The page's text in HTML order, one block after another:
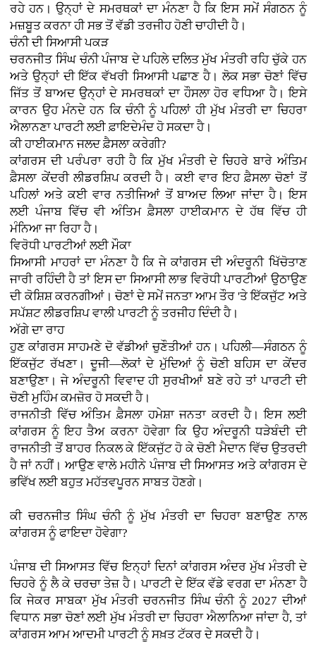
ਰਹੇ ਹਨ। ਉਨ੍ਹਾਂ ਦੇ ਸਮਰਥਕਾਂ ਦਾ ਮੰਨਣਾ ਹੈ ਕਿ ਇਸ ਸਮੇਂ ਸੰਗਠਨ ਨੂੰ
ਮਜ਼ਬੂਤ ਕਰਨਾ ਹੀ ਸਭ ਤੋਂ ਵੱਡੀ ਤਰਜੀਹ ਹੋਣੀ ਚਾਹੀਦੀ ਹੈ।
ਚੰਨੀ ਦੀ ਸਿਆਸੀ ਪਕੜ
ਚਰਨਜੀਤ ਸਿੰਘ ਚੰਨੀ ਪੰਜਾਬ ਦੇ ਪਹਿਲੇ ਦਲਿਤ ਮੁੱਖ ਮੰਤਰੀ ਰਹਿ ਚੁੱਕੇ ਹਨ
ਅਤੇ ਉਨ੍ਹਾਂ ਦੀ ਇੱਕ ਵੱਖਰੀ ਸਿਆਸੀ ਪਛਾਣ ਹੈ। ਲੋਕ ਸਭਾ ਚੋਣਾਂ ਵਿੱਚ
ਜਿੱਤ ਤੋਂ ਬਾਅਦ ਉਨ੍ਹਾਂ ਦੇ ਸਮਰਥਕਾਂ ਦਾ ਹੌਸਲਾ ਹੋਰ ਵਧਿਆ ਹੈ। ਇਸੇ
ਕਾਰਨ ਉਹ ਮੰਨਦੇ ਹਨ ਕਿ ਚੰਨੀ ਨੂੰ ਪਹਿਲਾਂ ਹੀ ਮੁੱਖ ਮੰਤਰੀ ਦਾ ਚਿਹਰਾ
ਐਲਾਨਣਾ ਪਾਰਟੀ ਲਈ ਫ਼ਾਇਦੇਮੰਦ ਹੋ ਸਕਦਾ ਹੈ।
ਕੀ ਹਾਈਕਮਾਨ ਜਲਦ ਫ਼ੈਸਲਾ ਕਰੇਗੀ?
ਕਾਂਗਰਸ ਦੀ ਪਰੰਪਰਾ ਰਹੀ ਹੈ ਕਿ ਮੁੱਖ ਮੰਤਰੀ ਦੇ ਚਿਹਰੇ ਬਾਰੇ ਅੰਤਿਮ
ਫ਼ੈਸਲਾ ਕੇਂਦਰੀ ਲੀਡਰਸ਼ਿਪ ਕਰਦੀ ਹੈ। ਕਈ ਵਾਰ ਇਹ ਫ਼ੈਸਲਾ ਚੋਣਾਂ ਤੋਂ
ਪਹਿਲਾਂ ਅਤੇ ਕਈ ਵਾਰ ਨਤੀਜਿਆਂ ਤੋਂ ਬਾਅਦ ਲਿਆ ਜਾਂਦਾ ਹੈ। ਇਸ
ਲਈ ਪੰਜਾਬ ਵਿੱਚ ਵੀ ਅੰਤਿਮ ਫ਼ੈਸਲਾ ਹਾਈਕਮਾਨ ਦੇ ਹੱਥ ਵਿੱਚ ਹੀ
ਮੰਨਿਆ ਜਾ ਰਿਹਾ ਹੈ।
ਵਿਰੋਧੀ ਪਾਰਟੀਆਂ ਲਈ ਮੌਕਾ
ਸਿਆਸੀ ਮਾਹਰਾਂ ਦਾ ਮੰਨਣਾ ਹੈ ਕਿ ਜੇ ਕਾਂਗਰਸ ਦੀ ਅੰਦਰੂਨੀ ਖਿੱਚੋਤਾਣ
ਜਾਰੀ ਰਹਿੰਦੀ ਹੈ ਤਾਂ ਇਸ ਦਾ ਸਿਆਸੀ ਲਾਭ ਵਿਰੋਧੀ ਪਾਰਟੀਆਂ ਉਠਾਉਣ
ਦੀ ਕੋਸ਼ਿਸ਼ ਕਰਨਗੀਆਂ। ਚੋਣਾਂ ਦੇ ਸਮੇਂ ਜਨਤਾ ਆਮ ਤੌਰ 'ਤੇ ਇੱਕਜੁੱਟ ਅਤੇ
ਸਪੱਸ਼ਟ ਲੀਡਰਸ਼ਿਪ ਵਾਲੀ ਪਾਰਟੀ ਨੂੰ ਤਰਜੀਹ ਦਿੰਦੀ ਹੈ।
ਅੱਗੇ ਦਾ ਰਾਹ
ਹੁਣ ਕਾਂਗਰਸ ਸਾਹਮਣੇ ਦੋ ਵੱਡੀਆਂ ਚੁਣੌਤੀਆਂ ਹਨ। ਪਹਿਲੀ—ਸੰਗਠਨ ਨੂੰ
ਇੱਕਜੁੱਟ ਰੱਖਣਾ। ਦੂਜੀ—ਲੋਕਾਂ ਦੇ ਮੁੱਦਿਆਂ ਨੂੰ ਚੋਣੀ ਬਹਿਸ ਦਾ ਕੇਂਦਰ
ਬਣਾਉਣਾ। ਜੇ ਅੰਦਰੂਨੀ ਵਿਵਾਦ ਹੀ ਸੁਰਖੀਆਂ ਬਣੇ ਰਹੇ ਤਾਂ ਪਾਰਟੀ ਦੀ
ਚੋਣੀ ਮੁਹਿੰਮ ਕਮਜ਼ੋਰ ਹੋ ਸਕਦੀ ਹੈ।
ਰਾਜਨੀਤੀ ਵਿੱਚ ਅੰਤਿਮ ਫ਼ੈਸਲਾ ਹਮੇਸ਼ਾ ਜਨਤਾ ਕਰਦੀ ਹੈ। ਇਸ ਲਈ
ਕਾਂਗਰਸ ਨੂੰ ਇਹ ਤੈਅ ਕਰਨਾ ਹੋਵੇਗਾ ਕਿ ਉਹ ਅੰਦਰੂਨੀ ਧੜੇਬੰਦੀ ਦੀ
ਰਾਜਨੀਤੀ ਤੋਂ ਬਾਹਰ ਨਿਕਲ ਕੇ ਇੱਕਜੁੱਟ ਹੋ ਕੇ ਚੋਣੀ ਮੈਦਾਨ ਵਿੱਚ ਉਤਰਦੀ
ਹੈ ਜਾਂ ਨਹੀਂ। ਆਉਣ ਵਾਲੇ ਮਹੀਨੇ ਪੰਜਾਬ ਦੀ ਸਿਆਸਤ ਅਤੇ ਕਾਂਗਰਸ ਦੇ
ਭਵਿੱਖ ਲਈ ਬਹੁਤ ਮਹੱਤਵਪੂਰਨ ਸਾਬਤ ਹੋਣਗੇ।
ਕੀ ਚਰਨਜੀਤ ਸਿੰਘ ਚੰਨੀ ਨੂੰ ਮੁੱਖ ਮੰਤਰੀ ਦਾ ਚਿਹਰਾ ਬਣਾਉਣ ਨਾਲ
ਕਾਂਗਰਸ ਨੂੰ ਫਾਇਦਾ ਹੋਵੇਗਾ?
ਪੰਜਾਬ ਦੀ ਸਿਆਸਤ ਵਿੱਚ ਇਨ੍ਹਾਂ ਦਿਨਾਂ ਕਾਂਗਰਸ ਅੰਦਰ ਮੁੱਖ ਮੰਤਰੀ ਦੇ
ਚਿਹਰੇ ਨੂੰ ਲੈ ਕੇ ਚਰਚਾ ਤੇਜ਼ ਹੈ। ਪਾਰਟੀ ਦੇ ਇੱਕ ਵੱਡੇ ਵਰਗ ਦਾ ਮੰਨਣਾ ਹੈ
ਕਿ ਜੇਕਰ ਸਾਬਕਾ ਮੁੱਖ ਮੰਤਰੀ ਚਰਨਜੀਤ ਸਿੰਘ ਚੰਨੀ ਨੂੰ 2027 ਦੀਆਂ
ਵਿਧਾਨ ਸਭਾ ਚੋਣਾਂ ਲਈ ਮੁੱਖ ਮੰਤਰੀ ਦਾ ਚਿਹਰਾ ਐਲਾਨਿਆ ਜਾਂਦਾ ਹੈ, ਤਾਂ
ਕਾਂਗਰਸ ਆਮ ਆਦਮੀ ਪਾਰਟੀ ਨੂੰ ਸਖ਼ਤ ਟੱਕਰ ਦੇ ਸਕਦੀ ਹੈ।